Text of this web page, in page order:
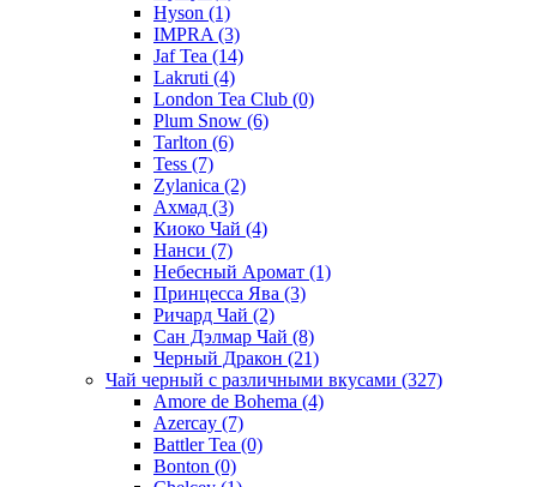
Hyson (1)
IMPRA (3)
Jaf Tea (14)
Lakruti (4)
London Tea Club (0)
Plum Snow (6)
Tarlton (6)
Tess (7)
Zylanica (2)
Ахмад (3)
Киоко Чай (4)
Нанси (7)
Небесный Аромат (1)
Принцесса Ява (3)
Ричард Чай (2)
Сан Дэлмар Чай (8)
Черный Дракон (21)
Чай черный с различными вкусами (327)
Amore de Bohema (4)
Azercay (7)
Battler Tea (0)
Bonton (0)